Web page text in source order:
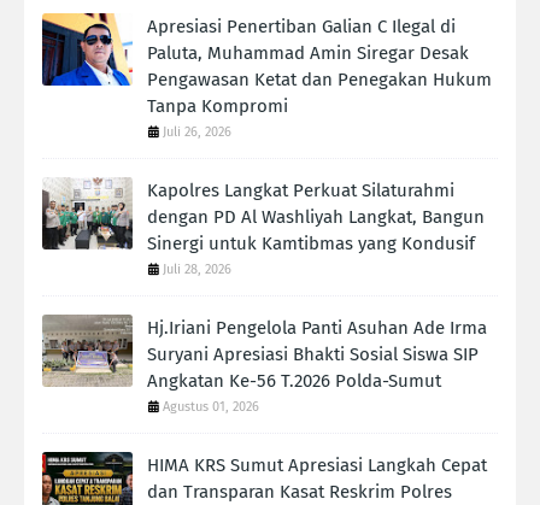
Apresiasi Penertiban Galian C Ilegal di
Paluta, Muhammad Amin Siregar Desak
Pengawasan Ketat dan Penegakan Hukum
Tanpa Kompromi
Juli 26, 2026
Kapolres Langkat Perkuat Silaturahmi
dengan PD Al Washliyah Langkat, Bangun
Sinergi untuk Kamtibmas yang Kondusif
Juli 28, 2026
Hj.Iriani Pengelola Panti Asuhan Ade Irma
Suryani Apresiasi Bhakti Sosial Siswa SIP
Angkatan Ke-56 T.2026 Polda-Sumut
Agustus 01, 2026
HIMA KRS Sumut Apresiasi Langkah Cepat
dan Transparan Kasat Reskrim Polres